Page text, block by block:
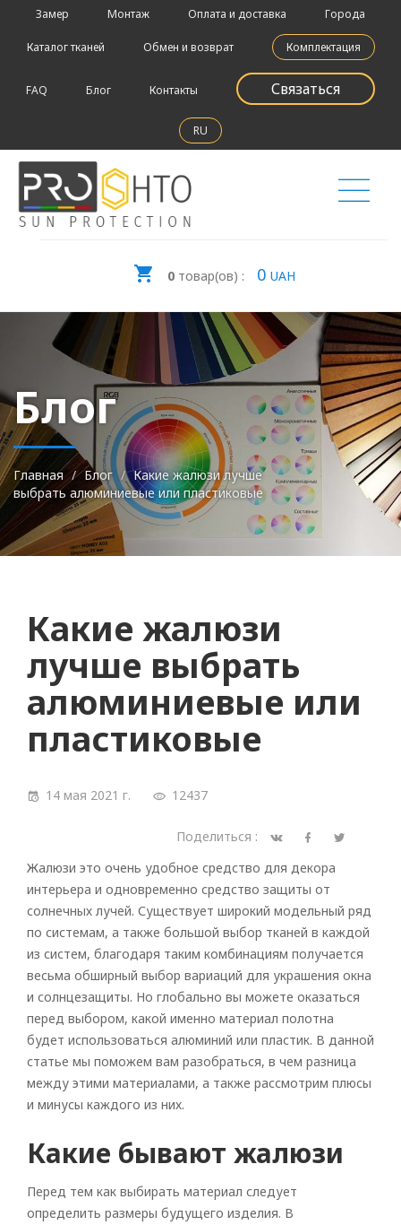
Замер Монтаж Оплата и доставка Города
Каталог тканей Обмен и возврат Комплектация
FAQ Блог Контакты Связаться
RU
0товар(ов) : 0 UAH
Блог
Главная Блог
Какие жалюзи лучше
выбрать алюминиевые или пластиковые
Какие жалюзи
лучше выбрать
алюминиевые или
пластиковые
14 мая 2021 г. 12437
Поделиться :
Жалюзи это очень удобное средство для декора
интерьера и одновременно средство защиты от
солнечных лучей. Существует широкий модельный ряд
по системам, а также большой выбор тканей в каждой
из систем, благодаря таким комбинациям получается
весьма обширный выбор вариаций для украшения окна
и солнцезащиты. Но глобально вы можете оказаться
перед выбором, какой именно материал полотна
будет использоваться алюминий или пластик. В данной
статье мы поможем вам разобраться, в чем разница
между этими материалами, а также рассмотрим плюсы
и минусы каждого из них.
Какие бывают жалюзи
Перед тем как выбирать материал следует
определить размеры будущего изделия. В